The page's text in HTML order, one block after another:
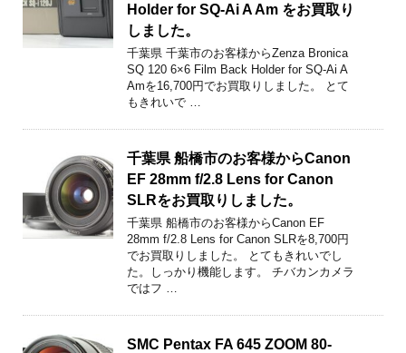
Holder for SQ-Ai A Am をお買取り
しました。
千葉県 千葉市のお客様からZenza Bronica
SQ 120 6×6 Film Back Holder for SQ-Ai A
Amを16,700円でお買取りしました。 とて
もきれいで …
千葉県 船橋市のお客様からCanon
EF 28mm f/2.8 Lens for Canon
SLRをお買取りしました。
千葉県 船橋市のお客様からCanon EF
28mm f/2.8 Lens for Canon SLRを8,700円
でお買取りしました。 とてもきれいでし
た。しっかり機能します。 チバカンカメラ
ではフ …
SMC Pentax FA 645 ZOOM 80-